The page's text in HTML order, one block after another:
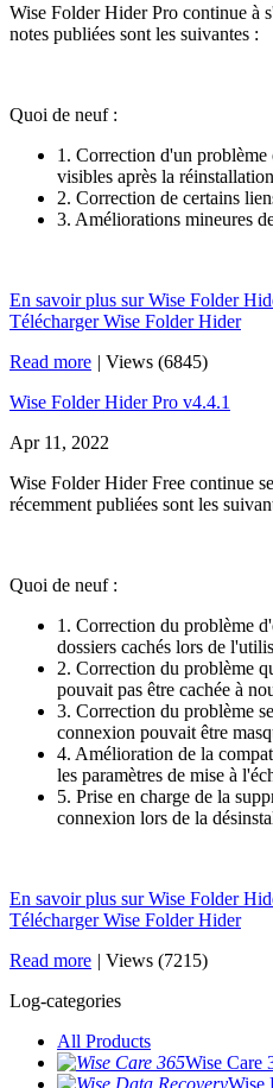
Wise Folder Hider Pro continue à
notes publiées sont les suivantes :
Quoi de neuf :
1. Correction d'un problème
visibles après la
2. Correction de certains
3. Améliorations mineures
En savoir plus sur Wise Folder
Télécharger Wise Folder Hider
Read more | Views (6845)
Wise Folder Hider Pro v4.4.1
Apr 11, 2022
Wise Folder Hider Free continue
récemment publiées sont les
Quoi de neuf :
1. Correction du problème
dossiers cachés lors de
2. Correction du problème
pouvait pas être cachée à
3. Correction du problème
connexion pouvait être
4. Amélioration de la
les paramètres de mise à
5. Prise en charge de la
connexion lors de la
En savoir plus sur Wise Folder
Télécharger Wise Folder Hider
Read more | Views (7215)
Log-categories
All Products
Wise Care
Wise